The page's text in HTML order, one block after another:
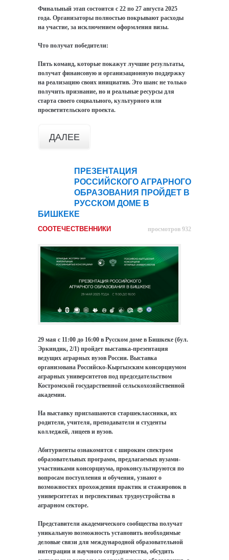
Финальный этап состоится с 22 по 27 августа 2025
года. Организаторы полностью покрывают расходы
на участие, за исключением оформления визы.
Что получат победители:
Пять команд, которые покажут лучшие результаты,
получат финансовую и организационную поддержку
на реализацию своих инициатив. Это шанс не только
получить признание, но и реальные ресурсы для
старта своего социального, культурного или
просветительского проекта.
ДАЛЕЕ
ПРЕЗЕНТАЦИЯ
РОССИЙСКОГО АГРАРНОГО
ОБРАЗОВАНИЯ ПРОЙДЕТ В
РУССКОМ ДОМЕ В
БИШКЕКЕ
СООТЕЧЕСТВЕННИКИ просмотров 932
29 мая с 11:00 до 16:00 в Русском доме в Бишкеке (бул.
Эркиндик, 2/1) пройдет выставка-презентация
ведущих аграрных вузов России. Выставка
организована Российско-Кыргызским консорциумом
аграрных университетов под председательством
Костромской государственной сельскохозяйственной
академии.
На выставку приглашаются старшеклассники, их
родители, учителя, преподаватели и студенты
колледжей, лицеев и вузов.
Абитуриенты ознакомятся с широким спектром
образовательных программ, предлагаемых вузами-
участниками консорциума, проконсультируются по
вопросам поступления и обучения, узнают о
возможностях прохождения практик и стажировок в
университетах и перспективах трудоустройства в
аграрном секторе.
Представители академического сообщества получат
уникальную возможность установить необходимые
деловые связи для международной образовательной
интеграции и научного сотрудничества, обсудить